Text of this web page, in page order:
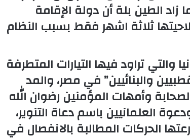
الطين بلة أن دولة الإقامة
ثلاثة اشهر فقط بسبب النظام
والتي تراود فيها التيارات المتطرفة
والبنائيين” في مصر، والمد
وأمهات المؤمنين رضوان الله
العلمانيين باسم دعاة التنوير،
الحركات المطالبة بالانفصال في